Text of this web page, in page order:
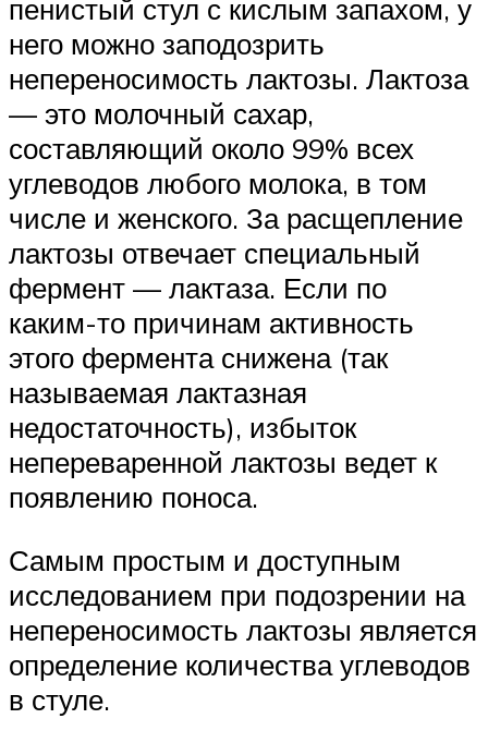
пенистый стул с кислым запахом, у
него можно заподозрить
непереносимость лактозы. Лактоза
— это молочный сахар,
составляющий около 99% всех
углеводов любого молока, в том
числе и женского. За расщепление
лактозы отвечает специальный
фермент — лактаза. Если по
каким-то причинам активность
этого фермента снижена (так
называемая лактазная
недостаточность), избыток
непереваренной лактозы ведет к
появлению поноса.
Самым простым и доступным
исследованием при подозрении на
непереносимость лактозы является
определение количества углеводов
в стуле.